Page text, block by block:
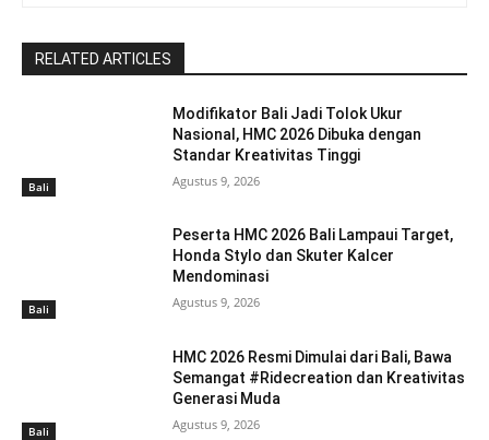
RELATED ARTICLES
Bali
Modifikator Bali Jadi Tolok Ukur
Nasional, HMC 2026 Dibuka dengan
Standar Kreativitas Tinggi
Agustus 9, 2026
Bali
Peserta HMC 2026 Bali Lampaui Target,
Honda Stylo dan Skuter Kalcer
Mendominasi
Agustus 9, 2026
Bali
HMC 2026 Resmi Dimulai dari Bali, Bawa
Semangat #Ridecreation dan Kreativitas
Generasi Muda
Agustus 9, 2026